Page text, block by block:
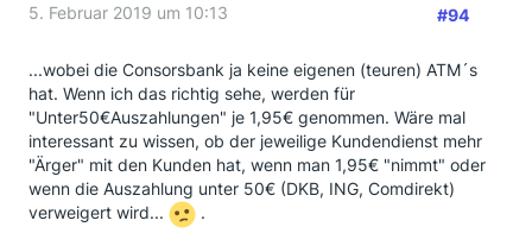
5. Februar 2019 um 10:13 #94
...wobei die Consorsbank ja keine eigenen (teuren) ATM´s
hat. Wenn ich das richtig sehe, werden für
"Unter50€Auszahlungen" je 1,95€ genommen. Wäre mal
interessant zu wissen, ob der jeweilige Kundendienst mehr
"Ärger" mit den Kunden hat, wenn man 1,95€ "nimmt" oder
wenn die Auszahlung unter 50€ (DKB, ING, Comdirekt)
verweigert wird...
.